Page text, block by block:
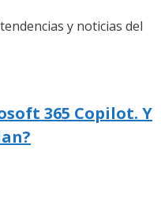
y noticias del
365 Copilot. Y